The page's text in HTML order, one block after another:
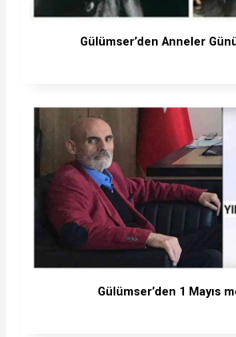
Gülümser’den Anneler
Gülümser’den 1 Mayıs